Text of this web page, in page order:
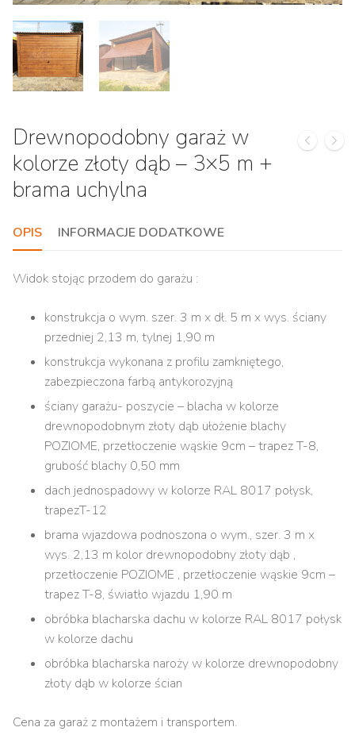
Drewnopodobny garaż w
kolorze złoty dąb – 3×5 m +
brama uchylna
OPIS INFORMACJE DODATKOWE
Widok stojąc przodem do garażu :
konstrukcja o wym. szer. 3 m x dł. 5 m x wys. ściany
przedniej 2,13 m, tylnej 1,90 m
konstrukcja wykonana z profilu zamkniętego,
zabezpieczona farbą antykorozyjną
ściany garażu- poszycie – blacha w kolorze
drewnopodobnym złoty dąb ułożenie blachy
POZIOME, przetłoczenie wąskie 9cm – trapez T-8,
grubość blachy 0,50 mm
dach jednospadowy w kolorze RAL 8017 połysk,
trapezT-12
brama wjazdowa podnoszona o wym., szer. 3 m x
wys. 2,13 m kolor drewnopodobny złoty dąb ,
przetłoczenie POZIOME , przetłoczenie wąskie 9cm –
trapez T-8, światło wjazdu 1,90 m
obróbka blacharska dachu w kolorze RAL 8017 połysk
w kolorze dachu
obróbka blacharska naroży w kolorze drewnopodobny
złoty dąb w kolorze ścian
Cena za garaż z montażem i transportem.